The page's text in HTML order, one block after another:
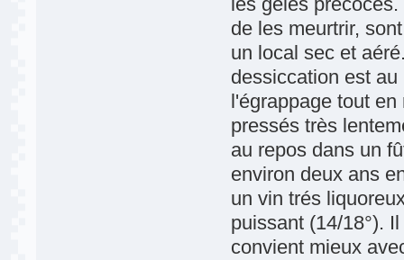
de les meurtrir,
un local sec et
dessiccation est
l'égrappage tout
pressés très
au repos dans un
environ deux ans
un vin trés
puissant (14/18°).
convient mieux